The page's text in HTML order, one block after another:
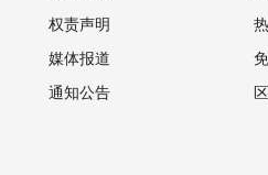
权责声明
媒体报道
通知公告